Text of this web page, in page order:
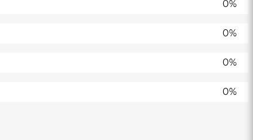
0%
0%
0%
0%